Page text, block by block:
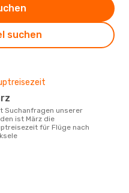
suchen
ist März die
für Flüge nach